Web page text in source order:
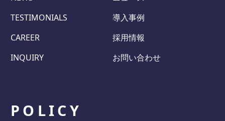
TESTIMONIALS
導入事例
CAREER
採用情報
INQUIRY
お問い合わせ
POLICY